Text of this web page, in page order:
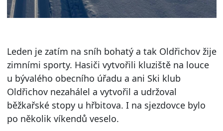
Leden je zatím na sníh bohatý a tak Oldřichov žije
zimními sporty. Hasiči vytvořili kluziště na louce
u bývalého obecního úřadu a ani Ski klub
Oldřichov nezahálel a vytvořil a udržoval
běžkařské stopy u hřbitova. I na sjezdovce bylo
po několik víkendů veselo.